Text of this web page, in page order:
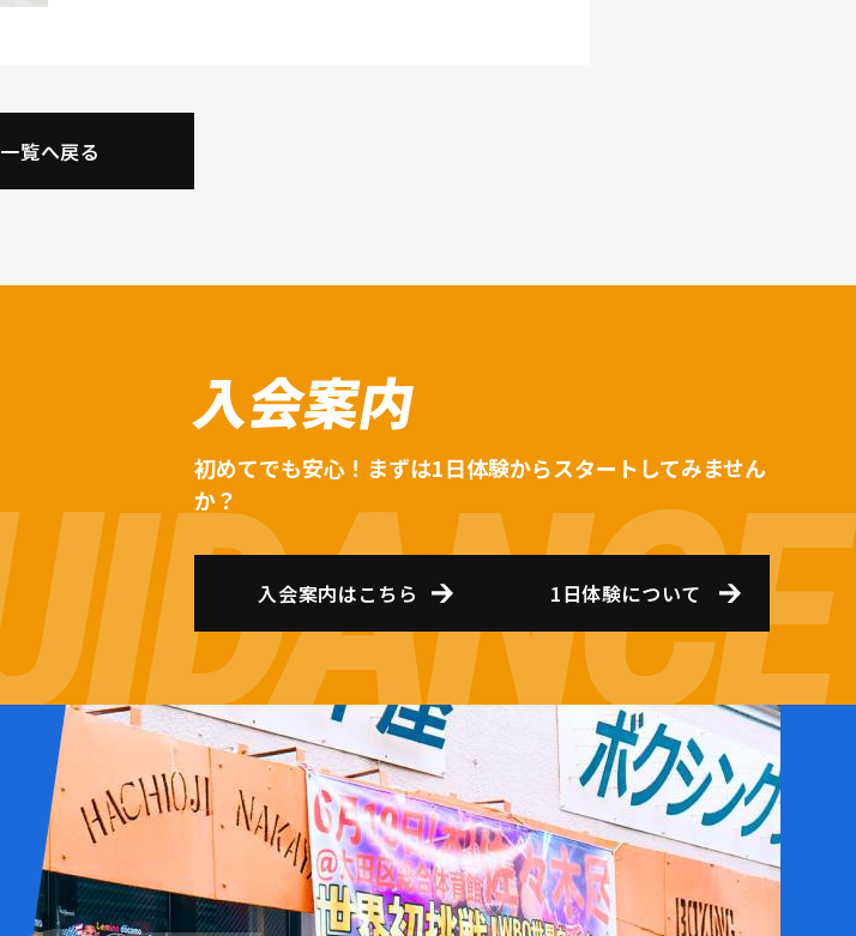
一覧へ戻る
入会案内
初めてでも安心！まずは1日体験からスタートしてみません
か？
入会案内はこちら 1日体験について